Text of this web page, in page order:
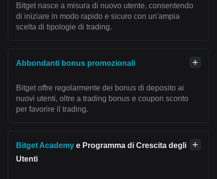
Bitget nasce a misura di nuovo utente, consentendo
di iniziare in modo rapido e sicuro con un'ampia
scelta di tipologie di trading.
Abbondanti bonus promozionali
Bitget offre regolarmente dei bonus di deposito ai
nuovi utenti, oltre a trading bonus e coupon sconto
per favorire il trading.
Bitget Academy e Programma di Crescita degli
Utenti